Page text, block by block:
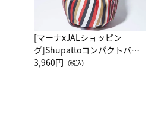
[マーナxJALショッピン
グ]Shupattoコンパクトバッ
グ Drop JAL客室乗務員
3,960円 （税込）